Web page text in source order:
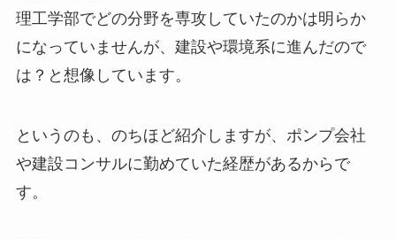
理工学部でどの分野を専攻していたのかは明らか
になっていませんが、建設や環境系に進んだので
は？と想像しています。
というのも、のちほど紹介しますが、ポンプ会社
や建設コンサルに勤めていた経歴があるからで
す。